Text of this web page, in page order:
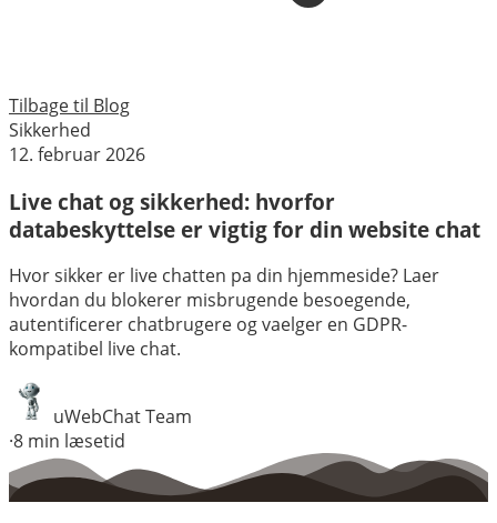
Tilbage til Blog
Sikkerhed
12. februar 2026
Live chat og sikkerhed: hvorfor
databeskyttelse er vigtig for din website chat
Hvor sikker er live chatten pa din hjemmeside? Laer
hvordan du blokerer misbrugende besoegende,
autentificerer chatbrugere og vaelger en GDPR-
kompatibel live chat.
uWebChat Team
·8 min læsetid